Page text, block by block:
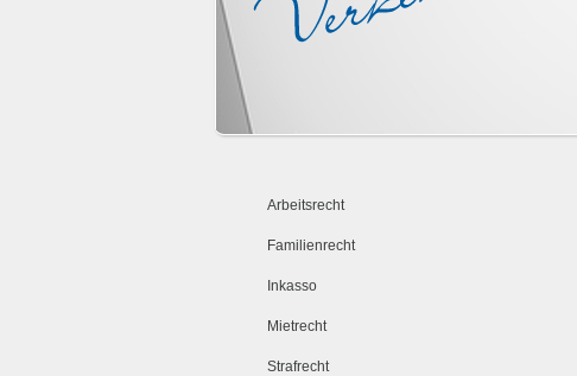
Arbeitsrecht
Familienrecht
Inkasso
Mietrecht
Strafrecht